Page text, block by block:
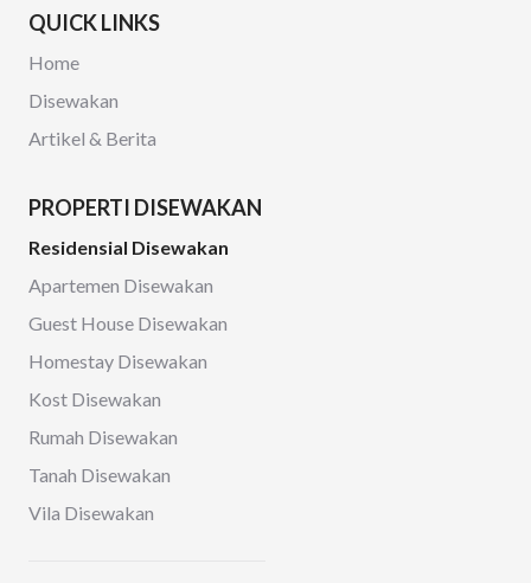
QUICK LINKS
Home
Disewakan
Artikel & Berita
PROPERTI DISEWAKAN
Residensial Disewakan
Apartemen Disewakan
Guest House Disewakan
Homestay Disewakan
Kost Disewakan
Rumah Disewakan
Tanah Disewakan
Vila Disewakan